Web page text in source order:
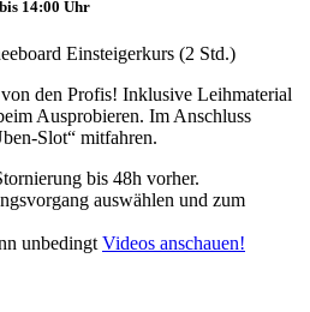
14:00 Uhr
Einsteigerkurs (2 Std.)
den Profis! Inklusive Leihmaterial
Ausprobieren. Im Anschluss
Slot“ mitfahren.
bis 48h vorher.
auswählen und zum
unbedingt Videos anschauen!